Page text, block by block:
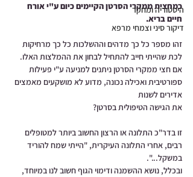
היסטוריה ומחקר
דיקור סיני וצמחי מרפא
כמחצית ממקרי הסרטן הקיימים כיום ע"י אורח
חיים בריא.
זהו מספר כל כך מדהים וההשלכות כל כך מרחיקות
לכת שהייתי חייב להתחיל לבחון את ההמלצות האלו.
אם חצי ממקרי הסרטן ניתנים למניעה ע"י פעילות
ספורטיבית ואכילה נכונה, מדוע לא מושקעים מאמצים
אדירים לשנות
את הגישה הטיפולית בסרטן?
זו בדר"כ התלונה או הרצון החשוב ביותר למטופלים
רבים, אחרי התלונה העיקרית, "הייתי שמח להוריד
במשקל...".
ובכלל, נושא ההשמנה ודימוי הגוף חשוב לנו במיוחד,